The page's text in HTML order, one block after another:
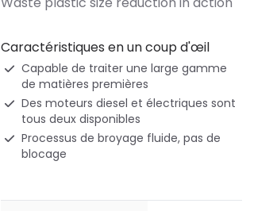
Caractéristiques en un coup d'œil
Capable de traiter une large gamme
de matières premières
Des moteurs diesel et électriques sont
tous deux disponibles
Processus de broyage fluide, pas de
blocage